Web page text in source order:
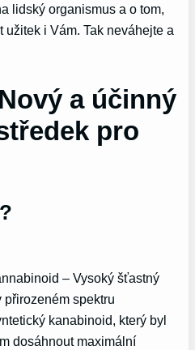
lidský organismus a o tom,
i Vám. Tak neváhejte a
a účinný
pro
– Vysoký šťastný
spektru
kanabinoid, který byl
dosáhnout maximální